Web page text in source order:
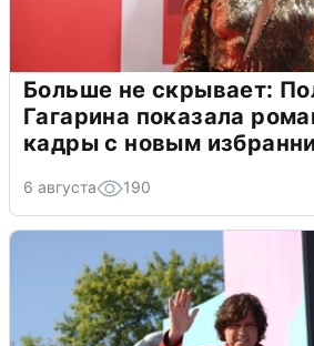
Больше не скрывает:
Гагарина показала
кадры с новым
6 августа 190